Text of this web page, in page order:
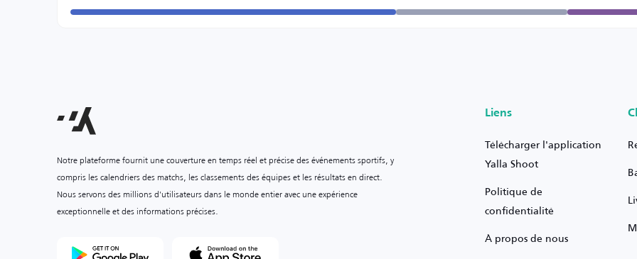
Notre plateforme fournit une couverture en temps réel et précise des événements sportifs, y
compris les calendriers des matchs, les classements des équipes et les résultats en direct.
Nous servons des millions d'utilisateurs dans le monde entier avec une expérience
exceptionnelle et des informations précises.
Liens
Télécharger l'application
Yalla Shoot
Politique de
confidentialité
À propos de nous